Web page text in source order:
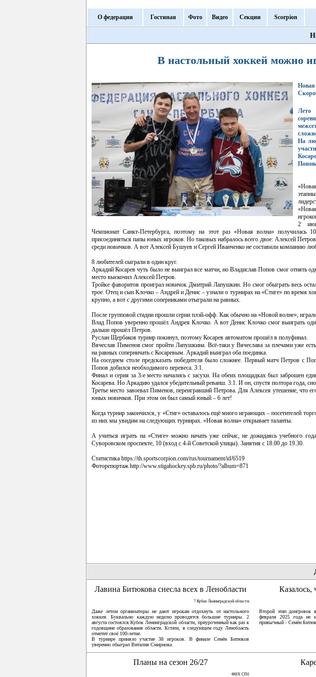
О федерации Гостиная Фото Видео Секции Scorpion
В настольный хоккей можно
Новая
Лето
На
2
Чемпионат Санкт-Петербурга, поэтому на этот раз «Новая волна» получилась
присоединяться папы юных игроков. Но таковых набралось всего двое: Алексей
среди новичков. А вот Алексей Бушуев и Сергей Иванченко не составили компанию
8 любителей сыграли в один круг.
Аркадий Косарев чуть было не выиграл все матчи, но Владислав Попов смог отнять
место выскочил Алексей Петров.
Тройке фаворитов проиграл новичок Дмитрий Лапушкин. Но смог обыграть весь
трое. Отец и сын Клочко – Андрей и Денис – узнали о турнирах на «Стиге» по время
крупно, а вот с другими соперниками отыграли на равных.
После групповой стадии прошли серии плэй-офф. Как обычно на «Новой волне»,
Влад Попов уверенно прошёл Андрея Клочко. А вот Денис Клочко смог выиграть
дальше прошёл Петров.
Руслан Щербаков турнир покинул, поэтому Косарев автоматом прошёл в полуфинал.
Вячеслав Пименов смог пройти Лапушкина. Всё-таки у Вячеслава за плечами уже
на равных соперничать с Косаревым. Аркадий выиграл оба поединка.
На соседнем столе предсказать победителя было сложнее. Первый матч Петров с
Попов добился необходимого перевеса. 3:1.
Финал и серия за 3-е место начались с засухи. На обеих площадках был заброшен
Косарева. Но Аркадию удался убедительный реванш. 3:1. И он, спустя полтора года,
Третье место завоевал Пименов, переигравший Петрова. Для Алексея утешение, что
юных новичков. При этом он был самый юный – 6 лет!
Когда турнир закончился, у «Стиг» оставалось ещё много играющих – посетителей
из них мы увидим на следующих турнирах. «Новая волна» открывает таланты.
А учиться играть на «Стиге» можно начать уже сейчас, не дожидаясь учебного
Суворовском проспекте, 10 (вход с 4-й Советской улицы). Занятия с 18.00 до 19.30.
Статистика https://th.sportscorpion.com/rus/tournament/id/6519
Фоторепортажhttp://www.stigahockey.spb.ru/photo/?album=871
Лавина Битюкова снесла всех в Ленобласти
7 Кубок Ленинградской области
Даже летом организаторы не дают игрокам отдохнуть от настольного
хоккея. Буквально каждую неделю проводятся большие турниры. 2
августа состоялся Кубок Ленинградской области, приуроченный как раз к
годовщине образования области. Кстати, в следующем году Ленобласть
отметит своё 100-летие.
В турнире приняло участие 38 игроков. В финале Семён Битюков
уверенно обыграл Виталия Смирнова.
Казалось,
Второй этап доигровок
февраля 2025 года не
привычный - Семён
Планы на сезон 26/27
ФНХ СПб